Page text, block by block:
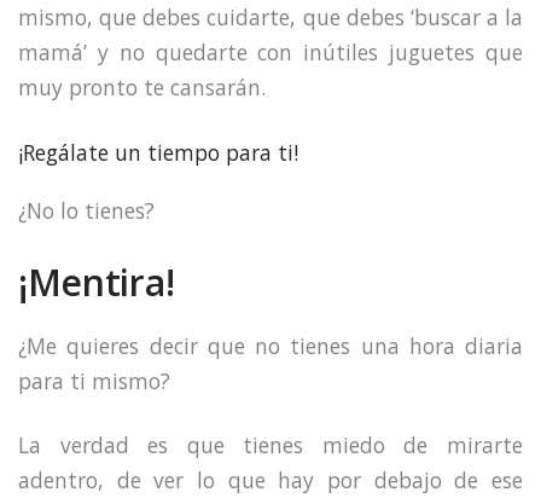
mismo, que debes cuidarte, que debes ‘buscar a la
mamá’ y no quedarte con inútiles juguetes que
muy pronto te cansarán.
¡Regálate un tiempo para ti!
¿No lo tienes?
¡Mentira!
¿Me quieres decir que no tienes una hora diaria
para ti mismo?
La verdad es que tienes miedo de mirarte
adentro, de ver lo que hay por debajo de ese